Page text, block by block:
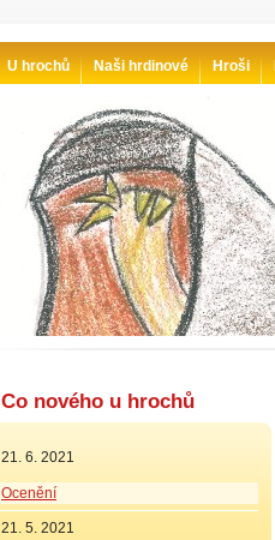
Co nového u hrochů
21. 6. 2021
Ocenění
21. 5. 2021
U hrochů Naši hrdinové Hroši